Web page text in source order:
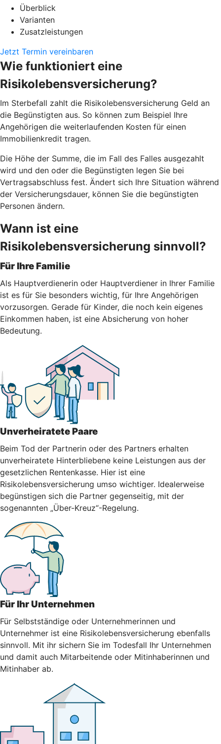
Überblick
Varianten
Zusatzleistungen
Jetzt Termin vereinbaren
Wie funktioniert eine
Risikolebensversicherung?
Im Sterbefall zahlt die Risikolebensversicherung Geld an
die Begünstigten aus. So können zum Beispiel Ihre
Angehörigen die weiterlaufenden Kosten für einen
Immobilienkredit tragen.
Die Höhe der Summe, die im Fall des Falles ausgezahlt
wird und den oder die Begünstigten legen Sie bei
Vertragsabschluss fest. Ändert sich Ihre Situation während
der Versicherungsdauer, können Sie die begünstigten
Personen ändern.
Wann ist eine
Risikolebensversicherung sinnvoll?
Für Ihre Familie
Als Hauptverdienerin oder Hauptverdiener in Ihrer Familie
ist es für Sie besonders wichtig, für Ihre Angehörigen
vorzusorgen. Gerade für Kinder, die noch kein eigenes
Einkommen haben, ist eine Absicherung von hoher
Bedeutung.
Unverheiratete Paare
Beim Tod der Partnerin oder des Partners erhalten
unverheiratete Hinterbliebene keine Leistungen aus der
gesetzlichen Rentenkasse. Hier ist eine
Risikolebensversicherung umso wichtiger. Idealerweise
begünstigen sich die Partner gegenseitig, mit der
sogenannten „Über-Kreuz“-Regelung.
Für Ihr Unternehmen
Für Selbstständige oder Unternehmerinnen und
Unternehmer ist eine Risikolebensversicherung ebenfalls
sinnvoll. Mit ihr sichern Sie im Todesfall Ihr Unternehmen
und damit auch Mitarbeitende oder Mitinhaberinnen und
Mitinhaber ab.